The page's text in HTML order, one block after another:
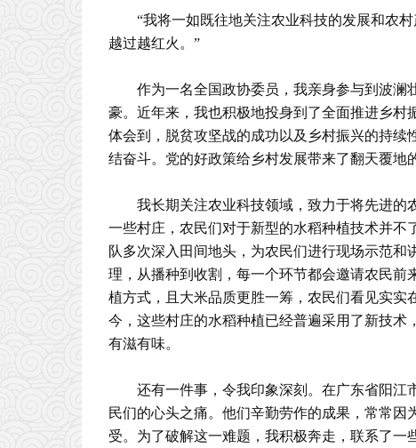
“我将一如既往地关注农业科技的发展和农
越过越红火。”
作为一名全国政协委员，我亲身参与到波澜
豪。近年来，我也积极地投身到了全面推进乡村
体会到，脱贫攻坚战的成功以及乡村振兴的持续
结奋斗。党的好政策给乡村发展带来了翻天覆地
我长期关注农业科技领域，致力于将先进的
一些村庄，农民们对于新型的水稻种植技术并不
队多次深入田间地头，为农民们进行现场示范
理，从播种到收割，每一个环节都会邀请农民
植方式，且大米品质更胜一筹，农民们看见实
今，这些村庄的水稻种植已经普遍采用了新技
有滋有味。
还有一件事，令我印象深刻。在广东省阳江
民们的心头之痛。他们辛勤劳作的成果，常常
受。为了破解这一难题，我积极奔走，联系了